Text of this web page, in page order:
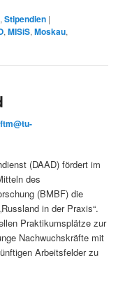
,Stipendien |
,MISiS,Moskau,
(DAAD) fördert im
des
(BMBF) die
in der Praxis“.
Praktikumsplätze zur
Nachwuchskräfte mit
Arbeitsfelder zu